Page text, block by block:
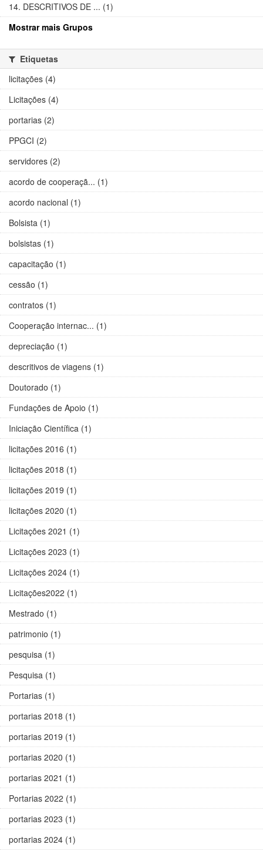
14. DESCRITIVOS DE ... (1)
Mostrar mais Grupos
Etiquetas
licitações (4)
Licitações (4)
portarias (2)
PPGCI (2)
servidores (2)
acordo de cooperaçã... (1)
acordo nacional (1)
Bolsista (1)
bolsistas (1)
capacitação (1)
cessão (1)
contratos (1)
Cooperação internac... (1)
depreciação (1)
descritivos de viagens (1)
Doutorado (1)
Fundações de Apoio (1)
Iniciação Científica (1)
licitações 2016 (1)
licitações 2018 (1)
licitações 2019 (1)
licitações 2020 (1)
Licitações 2021 (1)
Licitações 2023 (1)
Licitações 2024 (1)
Licitações2022 (1)
Mestrado (1)
patrimonio (1)
pesquisa (1)
Pesquisa (1)
Portarias (1)
portarias 2018 (1)
portarias 2019 (1)
portarias 2020 (1)
portarias 2021 (1)
Portarias 2022 (1)
portarias 2023 (1)
portarias 2024 (1)